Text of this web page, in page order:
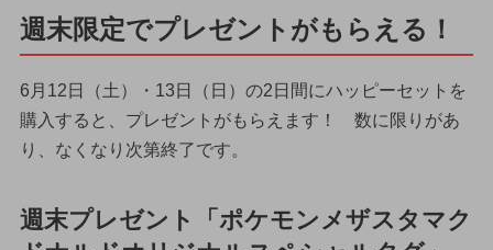
週末限定でプレゼントがもらえる！
6月12日（土）・13日（日）の2日間にハッピーセットを
購入すると、プレゼントがもらえます！ 数に限りがあ
り、なくなり次第終了です。
週末プレゼント「ポケモンメザスタマク